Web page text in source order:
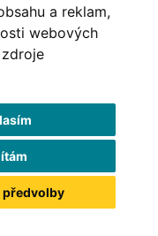
a reklam,
webových
předvolby